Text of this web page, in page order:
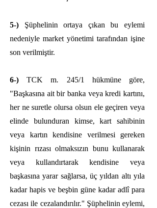
5-) Şüphelinin ortaya çıkan bu eylemi
nedeniyle market yönetimi tarafından işine
son verilmiştir.
6-) TCK m. 245/1 hükmüne göre,
"Başkasına ait bir banka veya kredi kartını,
her ne suretle olursa olsun ele geçiren veya
elinde bulunduran kimse, kart sahibinin
veya kartın kendisine verilmesi gereken
kişinin rızası olmaksızın bunu kullanarak
veya kullandırtarak kendisine veya
başkasına yarar sağlarsa, üç yıldan altı yıla
kadar hapis ve beşbin güne kadar adlî para
cezası ile cezalandırılır." Şüphelinin eylemi,